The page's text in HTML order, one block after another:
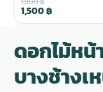
1,500฿
ดอกไม้หน้
บางช้างเ